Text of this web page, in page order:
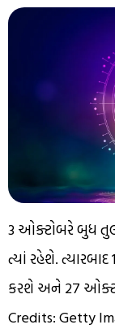
3 ઓક્ટોબરે બુધ
ત્યાં રહેશે.
કરશે અને 27
Credits: Getty